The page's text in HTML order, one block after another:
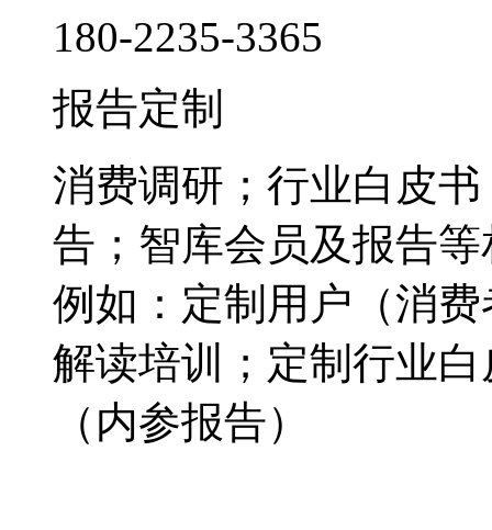
180-2235-3365
报告定制
消费调研；行业白皮
告；智库会员及报告
例如：定制用户（消
解读培训；定制行业
（内参报告）